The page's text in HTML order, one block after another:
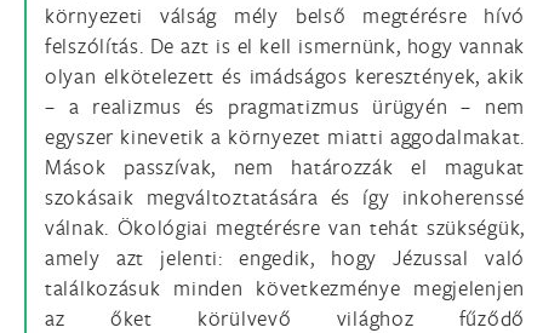
környezeti válság mély belső megtérésre hívó
felszólítás. De azt is el kell ismernünk, hogy vannak
olyan elkötelezett és imádságos keresztények, akik
– a realizmus és pragmatizmus ürügyén – nem
egyszer kinevetik a környezet miatti aggodalmakat.
Mások passzívak, nem határozzák el magukat
szokásaik megváltoztatására és így inkoherenssé
válnak. Ökológiai megtérésre van tehát szükségük,
amely azt jelenti: engedik, hogy Jézussal való
találkozásuk minden következménye megjelenjen
az őket körülvevő világhoz fűződő